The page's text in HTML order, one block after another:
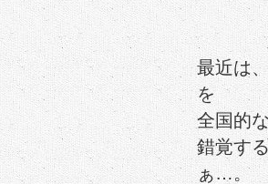
最近は
を
全国的
錯覚す
ぁ…。